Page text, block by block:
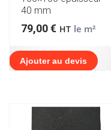
40 mm
79,00€ HT le m²
Ajouter au devis